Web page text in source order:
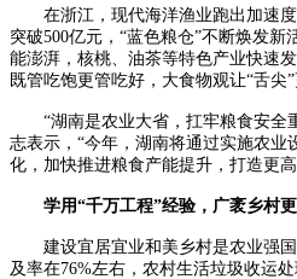
在浙江，现代海洋渔业跑出加速度
突破500亿元，“蓝色粮仓”不断焕发
能澎湃，核桃、油茶等特色产业快速
既管吃饱更管吃好，大食物观让“舌尖”
“湖南是农业大省，扛牢粮食安全
志表示，“今年，湖南将通过实施农业
化，加快推进粮食产能提升，打造更
学用“千万工程”经验，广袤乡村
建设宜居宜业和美乡村是农业强国
及率在76%左右，农村生活垃圾收运